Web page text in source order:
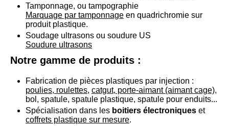
Tamponnage, ou tampographie
Marquage par tamponnage en quadrichromie sur
produit plastique.
Soudage ultrasons ou soudure US
Soudure ultrasons
Notre gamme de produits :
Fabrication de pièces plastiques par injection :
poulies, roulettes, catgut, porte-aimant (aimant cage),
bol, spatule, spatule plastique, spatule pour enduits...
Spécialisation dans les boitiers électroniques et
coffrets plastique sur mesure.